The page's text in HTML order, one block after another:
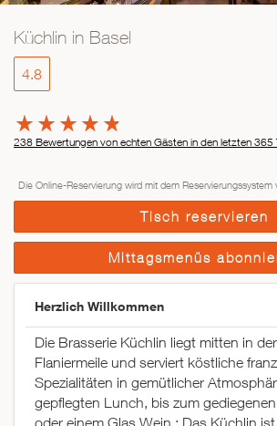
Mexikanisch
Spanisch
Küchlin in Basel
4.8
238 Bewertungen von echten Gästen in den letzten 365
Die Online-Reservierung wird mit dem Reservierungssystem
Tisch reservieren
Mittagsmenüs
Herzlich Willkommen
Die Brasserie Küchlin liegt mitten in
Flaniermeile und serviert köstliche
Spezialitäten in gemütlicher
gepflegten Lunch, bis zum